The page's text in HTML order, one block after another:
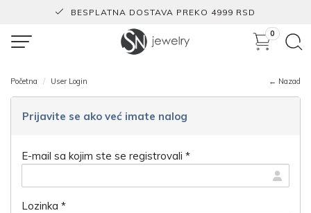
BESPLATNA DOSTAVA PREKO 4999 RSD
0
Početna User Login ← Nazad
Prijavite se ako već imate nalog
E-mail sa kojim ste se registrovali *
Lozinka *